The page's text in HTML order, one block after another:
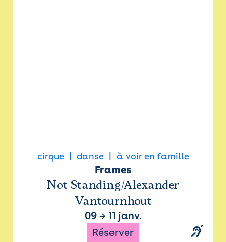
cirque danse à voir en famille
Frames
Not Standing/Alexander
Vantournhout
09→ 11 janv.
Réserver